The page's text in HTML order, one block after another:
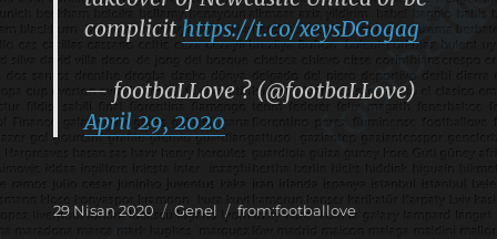
complicit https://t.co/xeysDG0gag
— footbaLLove ? (@footbaLLove)
April 29, 2020
Yayın
29 Nisan 2020 Kategoriler
Genel Etiketler
from:footballove